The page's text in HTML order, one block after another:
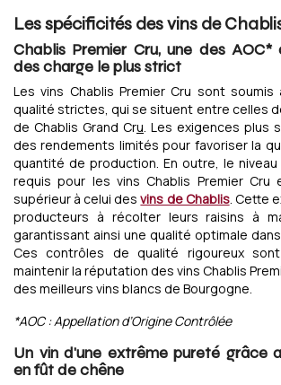
Les spécificités des vins de
Chablis Premier Cru, une des
des charge le plus strict
Les vins Chablis Premier Cru sont
qualité strictes, qui se situent entre celles
de Chablis Grand Cru. Les exigences plus
des rendements limités pour favoriser la
quantité de production. En outre, le niveau
requis pour les vins Chablis Premier
supérieur à celui desvins de Chablis. Cette
producteurs à récolter leurs raisins à
garantissant ainsi une qualité optimale
Ces contrôles de qualité rigoureux
maintenir la réputation des vins Chablis
des meilleurs vins blancs de Bourgogne.
*AOC : Appellation d’Origine Contrôlée
Un vin d'une extrême pureté grâce
en fût de chêne